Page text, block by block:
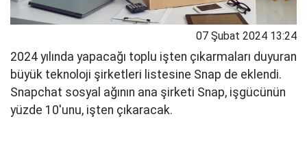
07 Şubat 2024 13:24
2024 yılında yapacağı toplu işten çıkarmaları duyuran
büyük teknoloji şirketleri listesine Snap de eklendi.
Snapchat sosyal ağının ana şirketi Snap, işgücünün
yüzde 10'unu, işten çıkaracak.